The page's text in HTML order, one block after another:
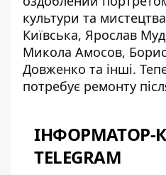
культури та
Київська, Ярослав
Микола Амосов,
Довженко та інші.
потребує ремонту
ІНФОРМАТОР-
TELEGRAM